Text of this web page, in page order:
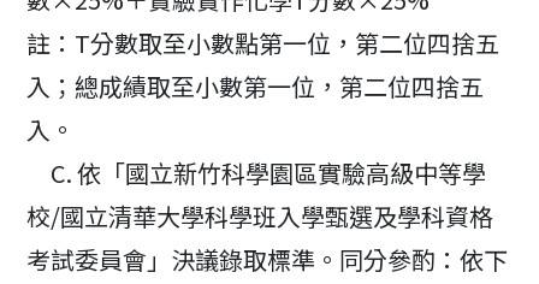
註：T分數取至小數點第一位，第二位四捨五
入；總成績取至小數第一位，第二位四捨五
入。
C. 依「國立新竹科學園區實驗高級中等學
校/國立清華大學科學班入學甄選及學科資格
考試委員會」決議錄取標準。同分參酌：依下